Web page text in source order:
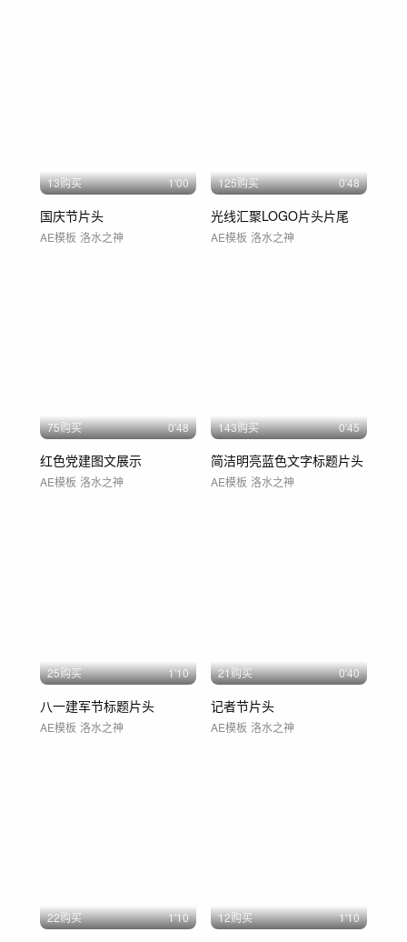
13购买 1'00
国庆节片头
AE模板 洛水之神
125购买 0'48
光线汇聚LOGO片头片尾
AE模板 洛水之神
75购买 0'48
红色党建图文展示
AE模板 洛水之神
143购买 0'45
简洁明亮蓝色文字标题片头
AE模板 洛水之神
25购买 1'10
八一建军节标题片头
AE模板 洛水之神
21购买 0'40
记者节片头
AE模板 洛水之神
22购买 1'10 12购买 1'10